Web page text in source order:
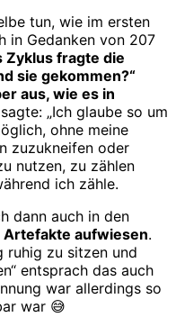
tun, wie im ersten
in Gedanken von 207
Zyklus fragte die
sie gekommen?“
aus, wie es in
„Ich glaube so um
ohne meine
zuzukneifen oder
nutzen, zu zählen
ich zähle.
dann auch in den
Artefakte aufwiesen.
ruhig zu sitzen und
entsprach das auch
war allerdings so
war 😅